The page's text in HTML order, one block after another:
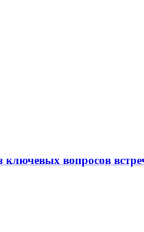
вопросов